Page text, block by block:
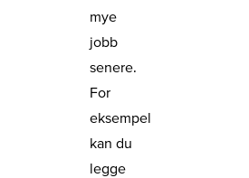
mye
jobb
senere.
For
eksempel
kan du
legge